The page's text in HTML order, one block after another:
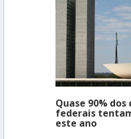
Quase 90%
federais
este ano